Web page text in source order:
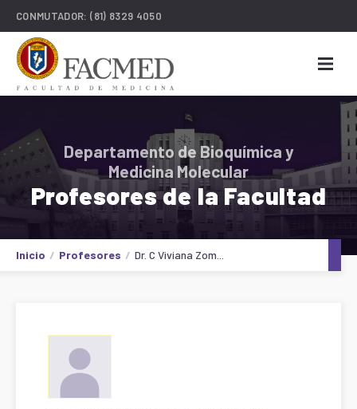
CONMUTADOR:(81) 8329 4050
Departamento de Bioquímica y
Medicina Molecular
Profesores de la Facultad
Inicio Profesores Dr. C Viviana Zom...